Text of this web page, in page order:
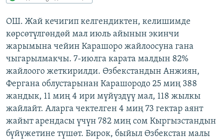
ДАНИСТЕ
ЭЖЕ-СИҢДИЛЕР
АЗАТТЫК+
ЫҢГАЙСЫЗ СУРООЛОР
ОНЛАЙН ШЕРИНЕ
ЭЕ/АРнун бардык сайттары
ОШ. Жай кечигип келгендиктен, келишимде
көрсөтүлгөндөй мал июль айынын экинчи
жарымына чейин Карашоро жайлоосуна гана
чыгарылмакчы. 7-июлга карата малдын 82%
жайлоого жеткирилди. Өзбекстандын Анжиян,
Фергана облустарынан Карашородо 25 миң 388
жандык, 11 миң 4 ири мүйүздүү мал, 118 жылкы
жайлайт. Аларга чектелген 4 миң 73 гектар аянт
жайыт арендасы үчүн 782 миң сом Кыргызстандын
бүйүжетине түшөт. Бирок, быйыл Өзбекстан малы